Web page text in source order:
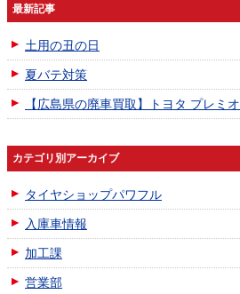
最新記事
土用の丑の日
夏バテ対策
【広島県の廃車買取】トヨタ プレミオ
カテゴリ別アーカイブ
タイヤショップパワフル
入庫車情報
加工課
営業部